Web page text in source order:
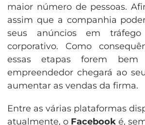
maior número de pessoas.
assim que a companhia
seus anúncios em
corporativo. Como
essas etapas forem bem
empreendedor chegará ao
aumentar as vendas da firma.
Entre as várias plataformas
atualmente, o Facebook é,